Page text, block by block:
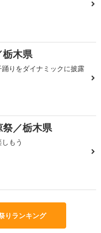
栃木県
りをダイナミックに披露
／栃木県
もう
りランキング